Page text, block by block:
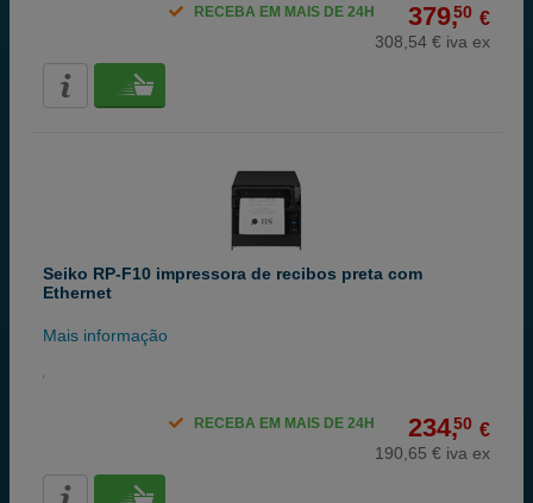
379,50 €
308,54 € iva ex
RECEBA EM MAIS DE 24H
Seiko RP-F10 impressora de recibos preta com
Ethernet
Mais informação
234,50 €
190,65 € iva ex
RECEBA EM MAIS DE 24H